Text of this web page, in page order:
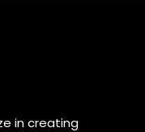
in creating